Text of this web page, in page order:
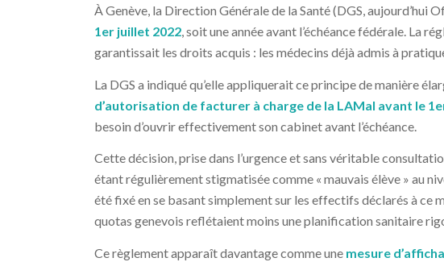
À Genève, la Direction Générale de la Santé (DGS,
1er juillet 2022, soit une année avant l’échéance fédérale. La
garantissait les droits acquis : les médecins déjà admis à
La DGS a indiqué qu’elle appliquerait ce principe de manière
d’autorisation de facturer à charge de la LAMal avant le
besoin d’ouvrir effectivement son cabinet avant l’échéance.
Cette décision, prise dans l’urgence et sans véritable
étant régulièrement stigmatisée comme « mauvais élève » au
été fixé en se basant simplement sur les effectifs déclarés à ce
quotas genevois reflétaient moins une planification sanitaire
Ce règlement apparaît davantage comme une mesure